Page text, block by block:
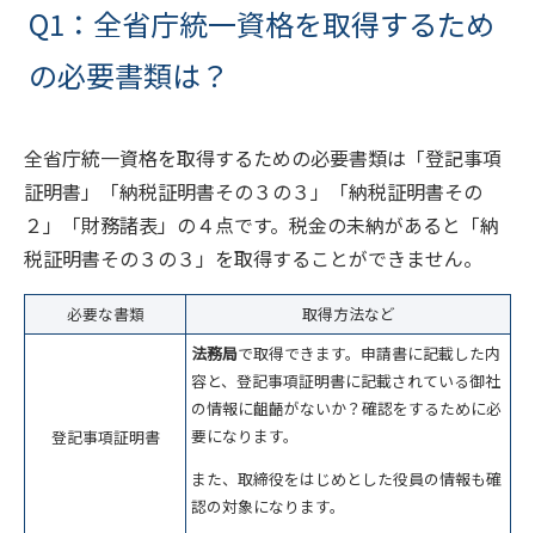
Q1：全省庁統一資格を取得するため
の必要書類は？
全省庁統一資格を取得するための必要書類は「登記事項
証明書」「納税証明書その３の３」「納税証明書その
２」「財務諸表」の４点です。税金の未納があると「納
税証明書その３の３」を取得することができません。
必要な書類 取得方法など
登記事項証明書
法務局で取得できます。申請書に記載した内
容と、登記事項証明書に記載されている御社
の情報に齟齬がないか？確認をするために必
要になります。
また、取締役をはじめとした役員の情報も確
認の対象になります。